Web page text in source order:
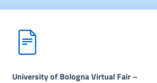
University of Bologna Virtual Fair –